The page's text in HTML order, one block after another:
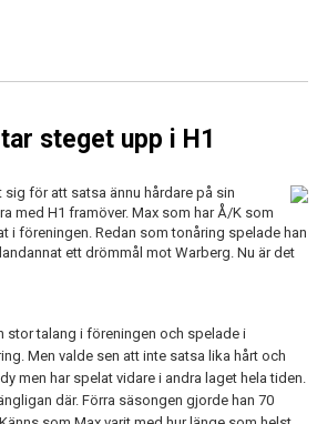
steget upp i H1
för att satsa ännu hårdare på sin
med H1 framöver. Max som har Å/K som
i föreningen. Redan som tonåring spelade han
ett drömmål mot Warberg. Nu är det
stor talang i föreningen och spelade i
Men valde sen att inte satsa lika hårt och
men har spelat vidare i andra laget hela tiden.
där. Förra säsongen gjorde han 70